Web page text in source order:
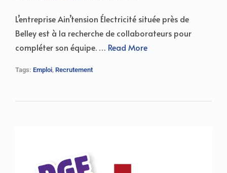
L’entreprise Ain’tension Électricité située près de
Belley est à la recherche de collaborateurs pour
compléter son équipe. … Read More
Tags: Emploi, Recrutement